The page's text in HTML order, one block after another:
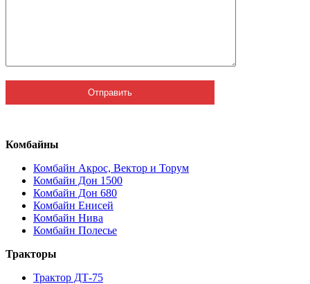
Комбайны
Комбайн Акрос, Вектор и Торум
Комбайн Дон 1500
Комбайн Дон 680
Комбайн Енисей
Комбайн Нива
Комбайн Полесье
Тракторы
Трактор ДТ-75